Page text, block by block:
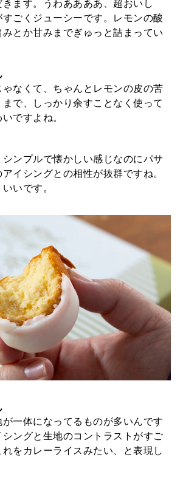
ます。うわああああ、超おいし
ごくジューシーです。レモンの酸
とか甘みまでぎゅっと詰まってい
なくて、ちゃんとレモンの皮の苦
で、しっかり余すことなく使って
ですよね。
ンプルで懐かしい感じなのにパサ
イシングとの相性が抜群ですね。
いです。
一体になってるものが多いんです
ングと生地のコントラストがすご
をカレーライスみたい、と表現し